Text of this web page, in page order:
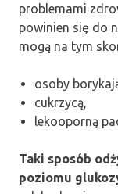
problemami
powinien się do
mogą na tym
osoby
cukrzycą,
lekooporną
Taki sposób
poziomu